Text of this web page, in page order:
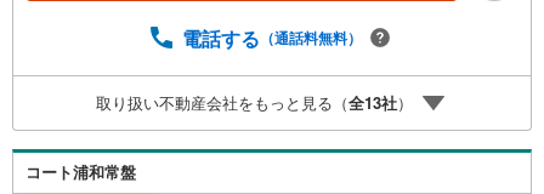
しっかり確認できます・リモート相談は第三者による住宅
対1で・バーチャル背景でプライバシーも安心・忙しいパー
トナーに変わって予め確認も・別々の場所から家族みんな
で参加もできます・お気軽にご相談下さい～営業時間～9:3
0～18:30こちらのお時間でしたらお電話でのお問合せがス
ムーズですお気軽にお問合せください
電話する （通話料無料）
取り扱い不動産会社をもっと見る（全13社）
コート浦和常盤